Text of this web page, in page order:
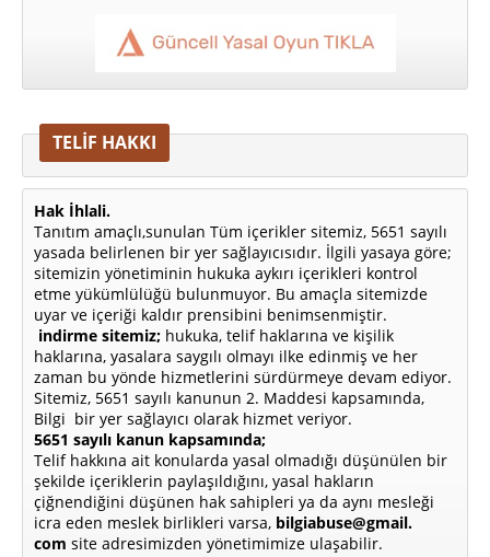
TELİF HAKKI
Hak İhlali.
Tanıtım amaçlı,sunulan Tüm içerikler sitemiz, 5651 sayılı
yasada belirlenen bir yer sağlayıcısıdır. İlgili yasaya göre;
sitemizin yönetiminin hukuka aykırı içerikleri kontrol
etme yükümlülüğü bulunmuyor. Bu amaçla sitemizde
uyar ve içeriği kaldır prensibini benimsenmiştir.
indirme sitemiz; hukuka, telif haklarına ve kişilik
haklarına, yasalara saygılı olmayı ilke edinmiş ve her
zaman bu yönde hizmetlerini sürdürmeye devam ediyor.
Sitemiz, 5651 sayılı kanunun 2. Maddesi kapsamında,
Bilgi bir yer sağlayıcı olarak hizmet veriyor.
5651 sayılı kanun kapsamında;
Telif hakkına ait konularda yasal olmadığı düşünülen bir
şekilde içeriklerin paylaşıldığını, yasal hakların
çiğnendiğini düşünen hak sahipleri ya da aynı mesleği
icra eden meslek birlikleri varsa, bilgiabuse@gmail.
com site adresimizden yönetimimize ulaşabilir.